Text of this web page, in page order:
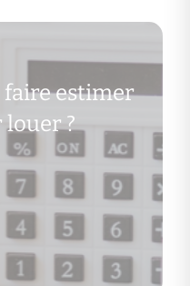
faire estimer
louer ?